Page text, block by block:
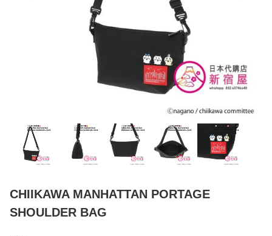
CHIIKAWA MANHATTAN PORTAGE
SHOULDER BAG